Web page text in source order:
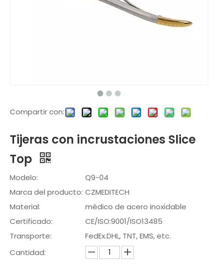
Compartir con:
Tijeras con incrustaciones Slice
Top
Modelo:
Q9-04
Marca del producto: CZMEDITECH
Material:
médico de acero inoxidable
Certificado:
CE/ISO:9001/ISO13485
Transporte:
FedEx.DHL, TNT, EMS, etc.
Cantidad: